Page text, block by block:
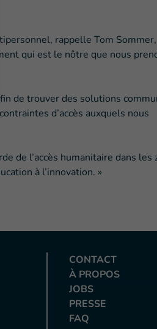
rappelle Tom Sommer,
qui est le nôtre que nous
de trouver des solutions
d’accès auxquels nous
de l’accès humanitaire dans les
à l’innovation. »
CONTACT
À PROPOS
JOBS
PRESSE
FAQ